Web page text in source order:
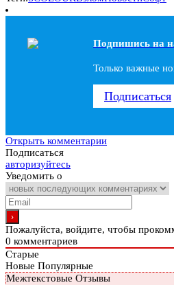
Подпишись на
Только важные
Подписаться
Открыть комментарии
Подписаться
авторизуйтесь
Уведомить о
Пожалуйста, войдите, чтобы
0 комментариев
Старые
Новые Популярные
Межтекстовые Отзывы